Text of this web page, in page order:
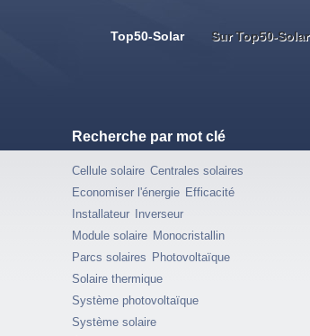
Top50-Solar Sur Top50-Solar
Recherche par mot clé
Cellule solaire Centrales solaires
Economiser l'énergie Efficacité
Installateur
Inverseur
Module solaire Monocristallin
Parcs solaires Photovoltaïque
Solaire thermique
Système photovoltaïque
Système solaire